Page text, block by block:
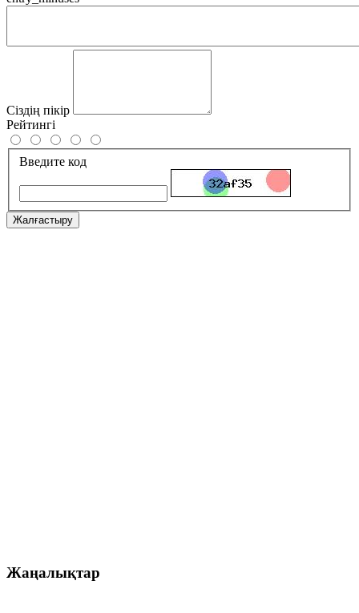
Сіздің пікір
Рейтингі
Введите код
Жалғастыру
Жаңалықтар